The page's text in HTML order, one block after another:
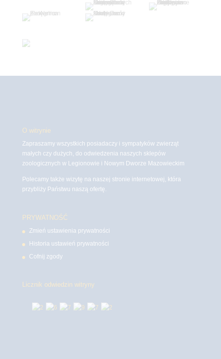
O witrynie
Zapraszamy wszystkich posiadaczy i sympatyków zwierząt
małych czy dużych, do odwiedzenia naszych sklepów
zoologicznych w Legionowie i Nowym Dworze Mazowieckim
Polecamy także wizytę na naszej stronie internetowej, która
przybliży Państwu naszą ofertę.
PRYWATNOŚĆ
Zmień ustawienia prywatności
Historia ustawień prywatności
Cofnij zgody
Licznik odwiedzin witryny